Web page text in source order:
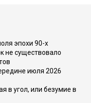
эпохи 90-х
не существовало
июля 2026
в угол, или безумие в